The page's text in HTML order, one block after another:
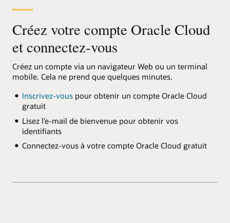
Créez votre compte Oracle Cloud
et connectez-vous
Créez un compte via un navigateur Web ou un terminal
mobile. Cela ne prend que quelques minutes.
Inscrivez-vouspour obtenir un compte Oracle Cloud
gratuit
Lisez l’e-mail de bienvenue pour obtenir vos
identifiants
Connectez-vous à votre compte Oracle Cloud gratuit